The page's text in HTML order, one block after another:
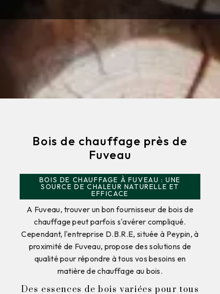
Bois de chauffage près de
Fuveau
BOIS DE CHAUFFAGE À FUVEAU : UNE
SOURCE DE CHALEUR NATURELLE ET
EFFICACE
A Fuveau, trouver un bon fournisseur de bois de
chauffage peut parfois s'avérer compliqué.
Cependant, l'entreprise D.B.R.E, située à Peypin, à
proximité de Fuveau, propose des solutions de
qualité pour répondre à tous vos besoins en
matière de chauffage au bois.
Des essences de bois variées pour tous